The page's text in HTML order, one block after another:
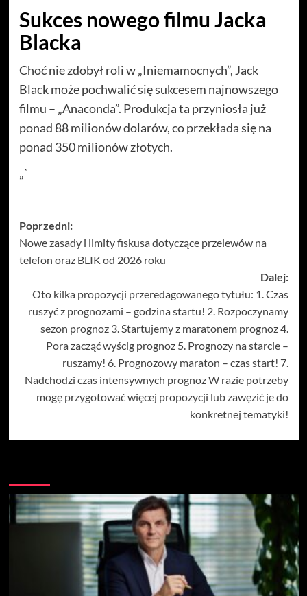
Sukces nowego filmu Jacka
Blacka
Choć nie zdobył roli w „Iniemamocnych”, Jack
Black może pochwalić się sukcesem najnowszego
filmu – „Anaconda”. Produkcja ta przyniosła już
ponad 88 milionów dolarów, co przekłada się na
ponad 350 milionów złotych.
„`
Zobacz
wpisy
Poprzedni:
Nowe zasady i limity fiskusa dotyczące przelewów na
telefon oraz BLIK od 2026 roku
Dalej:
Oto kilka propozycji przeredagowanego tytułu: 1. Czas
ruszyć z prognozami – godzina startu! 2. Rozpoczynamy
sezon prognoz 3. Startujemy z maratonem prognoz 4.
Pora zacząć wyścig prognoz 5. Prognozy na starcie –
ruszamy! 6. Prognozowy maraton – czas start! 7.
Nadchodzi czas intensywnych prognoz W razie potrzeby
mogę przygotować więcej propozycji lub zawęzić je do
konkretnej tematyki!